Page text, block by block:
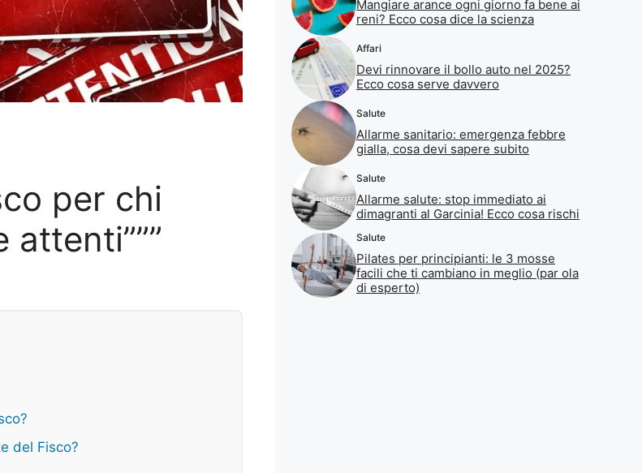
per chi
attenti”””
del Fisco?
Mangiare arance ogni giorno fa bene ai
reni? Ecco cosa dice la scienza
Affari
Devi rinnovare il bollo auto nel 2025?
Ecco cosa serve davvero
Salute
Allarme sanitario: emergenza febbre
gialla, cosa devi sapere subito
Salute
Allarme salute: stop immediato ai
dimagranti al Garcinia! Ecco cosa rischi
Salute
Pilates per principianti: le 3 mosse
facili che ti cambiano in meglio (par ola
di esperto)